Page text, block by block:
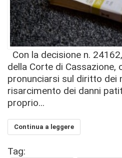
Con la decisione n.
della Corte di Cassazione,
pronunciarsi sul diritto dei
risarcimento dei danni
proprio...
Continua a leggere
Tag: